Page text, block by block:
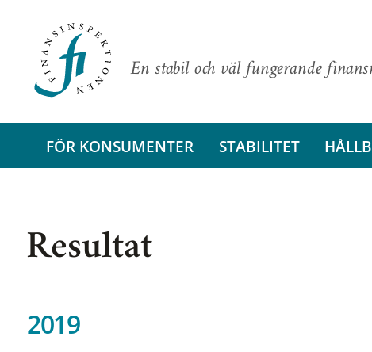
En stabil och väl fungerande
FÖR KONSUMENTER STABILITET
Resultat
2019